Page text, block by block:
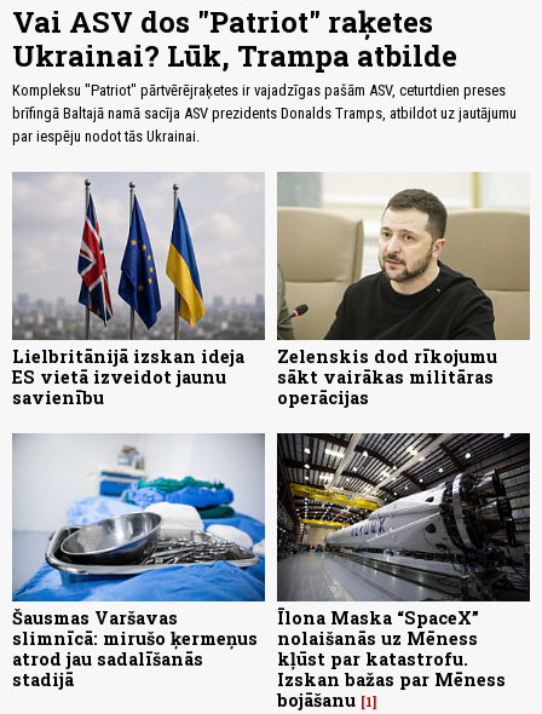
Vai ASV dos "Patriot" raķetes
Ukrainai? Lūk, Trampa atbilde
Kompleksu "Patriot" pārtvērējraķetes ir vajadzīgas pašām ASV, ceturtdien preses
brīfingā Baltajā namā sacīja ASV prezidents Donalds Tramps, atbildot uz jautājumu
par iespēju nodot tās Ukrainai.
Lielbritānijā izskan ideja
ES vietā izveidot jaunu
savienību
Zelenskis dod rīkojumu
sākt vairākas militāras
operācijas
Šausmas Varšavas
slimnīcā: mirušo ķermeņus
atrod jau sadalīšanās
stadijā
Īlona Maska “SpaceX”
nolaišanās uz Mēness
kļūst par katastrofu.
Izskan bažas par Mēness
bojāšanu 1